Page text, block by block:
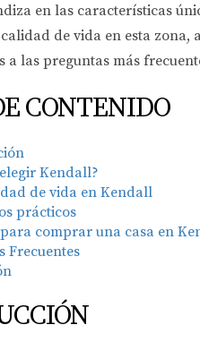
en las características
de vida en esta
a las preguntas más
CONTENIDO
Kendall?
de vida en Kendall
prácticos
para comprar una casa en
Frecuentes